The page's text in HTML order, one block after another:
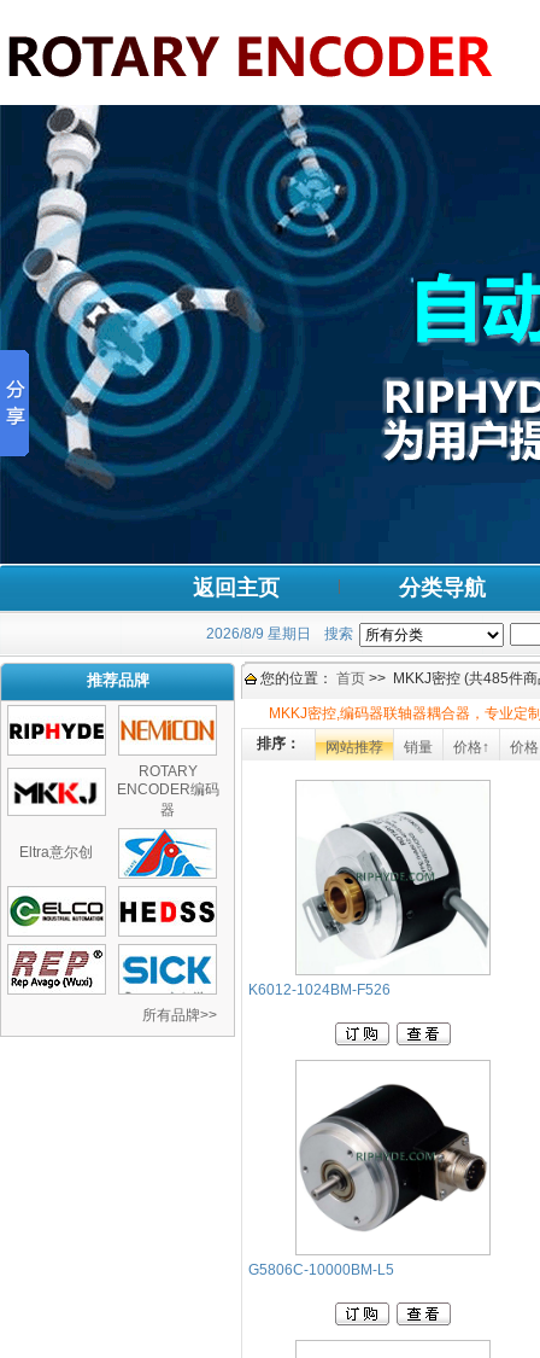
返回主页 分类导航
2026/8/9 星期日 搜索
推荐品牌
ROTARY
ENCODER编码
器
Eltra意尔创
所有品牌>>
您的位置： 首页 >> MKKJ密控 (共485件
MKKJ密控,编码器联轴器耦合器，专业定
排序：
网站推荐 销量 价格↑ 价
K6012-1024BM-F526
G5806C-10000BM-L5